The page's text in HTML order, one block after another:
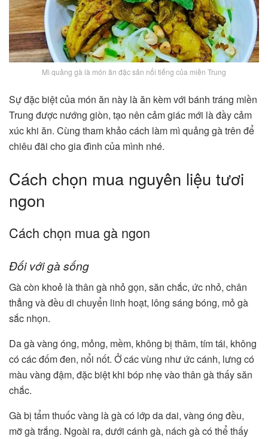
Mì quảng gà là món ăn đặc sản nổi tiếng của miền Trung
Sự đặc biệt của món ăn này là ăn kèm với bánh tráng miền
Trung được nướng giòn, tạo nên cảm giác mới là đầy cảm
xúc khi ăn. Cùng tham khảo cách làm mì quảng gà trên để
chiêu đãi cho gia đình của mình nhé.
Cách chọn mua nguyên liệu tươi
ngon
Cách chọn mua gà ngon
Đối với gà sống
Gà còn khoẻ là thân gà nhỏ gọn, săn chắc, ức nhỏ, chân
thẳng và đều di chuyển linh hoạt, lông sáng bóng, mỏ gà
sắc nhọn.
Da gà vàng óng, mỏng, mềm, không bị thâm, tím tái, không
có các đốm đen, nổi nốt. Ở các vùng như ức cánh, lưng có
màu vàng đậm, đặc biệt khi bóp nhẹ vào thân gà thấy săn
chắc.
Gà bị tẩm thuốc vàng là gà có lớp da dai, vàng óng đều,
mỡ gà trắng. Ngoài ra, dưới cánh gà, nách gà có thể thấy